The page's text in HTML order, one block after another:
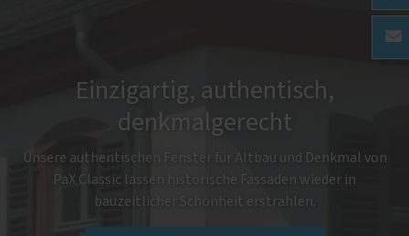
Einzigartig, authentisch,
denkmalgerecht
Unsere authentischen Fenster für Altbau und Denkmal von
PaX Classic lassen historische Fassaden wieder in
bauzeitlicher Schönheit erstrahlen.